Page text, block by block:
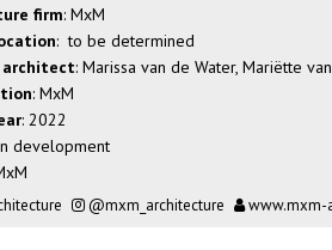
firm: MxM
: to be determined
architect: Marissa van de Water, Mariëtte
: MxM
: 2022
development
@mxm_architecture www.mxm-